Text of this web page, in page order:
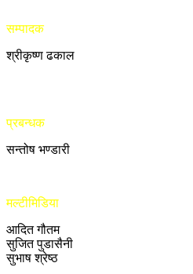
सम्पादक
श्रीकृष्ण ढकाल
प्रबन्धक
सन्तोष भण्डारी
मल्टीमिडिया
आदित गौतम
सुजित पुडासैनी
सुभाष श्रेष्ठ